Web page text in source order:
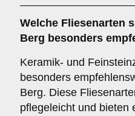
Welche Fliesenarten
Berg besonders
Keramik- und
besonders
Berg. Diese
pflegeleicht und bieten